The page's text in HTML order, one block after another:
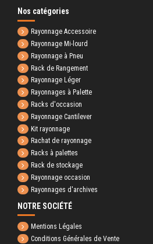
Nos catégories
Rayonnage Accessoire
Rayonnage Mi-lourd
Rayonnage à Pneu
Rack de Rangement
Rayonnage Léger
Rayonnages à Palette
Racks d'occasion
Rayonnage Cantilever
Kit rayonnage
Rachat de rayonnage
Racks à palettes
Rack de stockage
Rayonnage occasion
Rayonnages d'archives
NOTRE SOCIÉTÉ
Mentions Légales
Conditions Générales de Vente